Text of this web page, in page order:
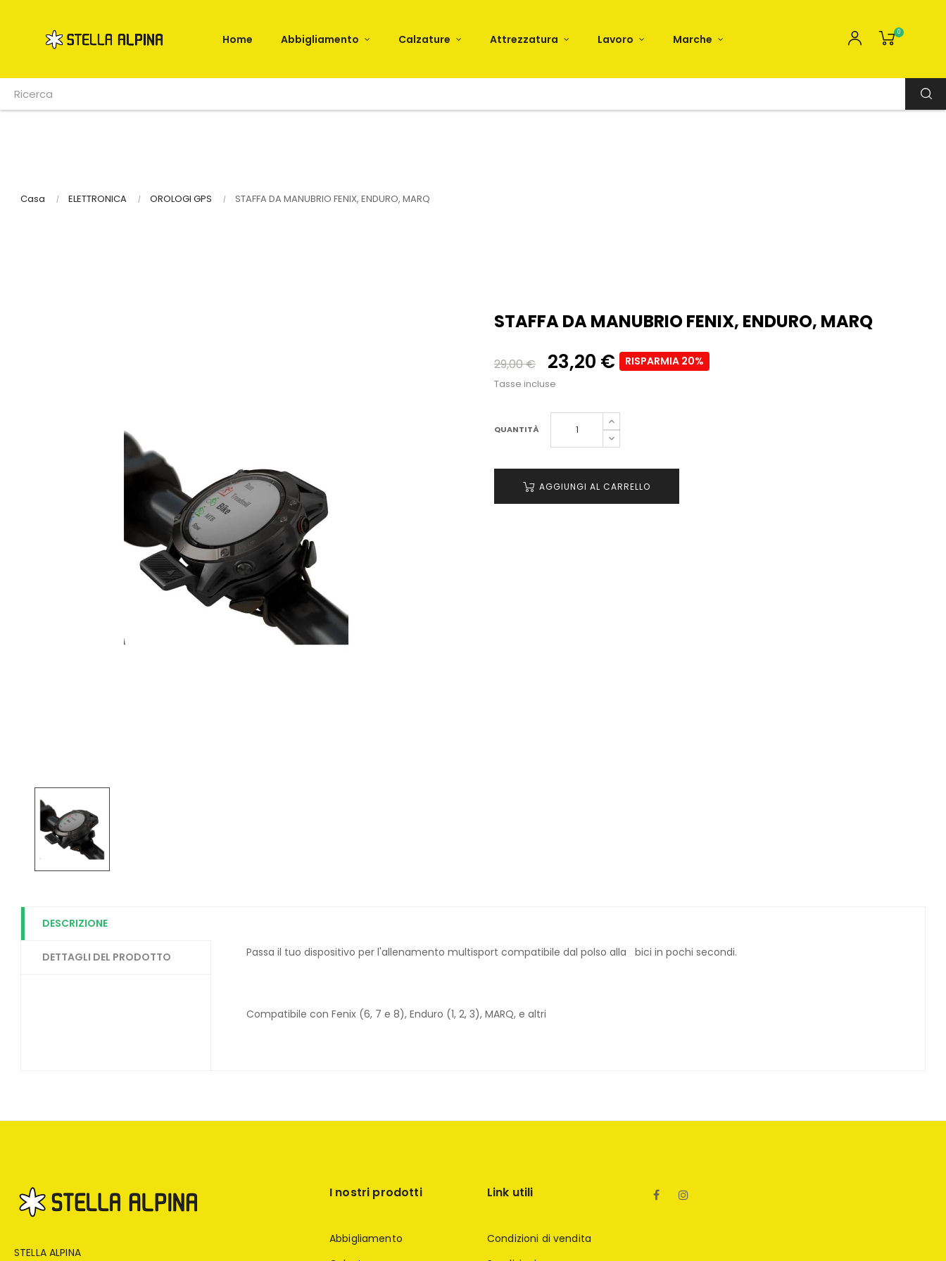
Home Abbigliamento Calzature Attrezzatura Lavoro Marche
0
Casa ELETTRONICA OROLOGI GPS STAFFA DA MANUBRIO FENIX, ENDURO, MARQ
STAFFA DA MANUBRIO FENIX, ENDURO, MARQ
29,00 € 23,20 € RISPARMIA 20%
Tasse incluse
QUANTITÀ
AGGIUNGI AL CARRELLO
DESCRIZIONE
DETTAGLI DEL PRODOTTO Passa il tuo dispositivo per l'allenamento multisport compatibile dal polso alla bici in pochi secondi.
Compatibile con Fenix (6, 7 e 8), Enduro (1, 2, 3), MARQ, e altri
STELLA ALPINA
I nostri prodotti
Abbigliamento
Link utili
Condizioni di vendita
Facebook